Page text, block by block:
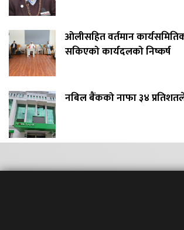
ओलीसहित वर्तमान
सकिएको कार्यदलको निष्कर्ष
नबिल बैंकको नाफा ३४